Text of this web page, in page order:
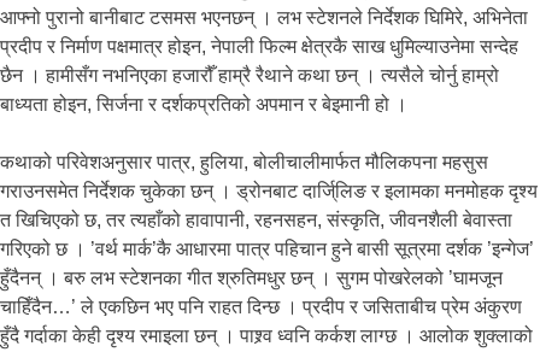
आफ्नो पुरानो बानीबाट टसमस भएनछन् । लभ स्टेशनले निर्देशक घिमिरे, अभिनेता
प्रदीप र निर्माण पक्षमात्र होइन, नेपाली फिल्म क्षेत्रकै साख धुमिल्याउनेमा सन्देह
छैन । हामीसँग नभनिएका हजारौँ हाम्रै रैथाने कथा छन् । त्यसैले चोर्नु हाम्रो
बाध्यता होइन, सिर्जना र दर्शकप्रतिको अपमान र बेइमानी हो ।
कथाको परिवेशअनुसार पात्र, हुलिया, बोलीचालीमार्फत मौलिकपना महसुस
गराउनसमेत निर्देशक चुकेका छन् । ड्रोनबाट दार्जि्लिङ र इलामका मनमोहक दृश्य
त खिचिएको छ, तर त्यहाँको हावापानी, रहनसहन, संस्कृति, जीवनशैली बेवास्ता
गरिएको छ । ’वर्थ मार्क’कै आधारमा पात्र पहिचान हुने बासी सूत्रमा दर्शक ’इन्गेज’
हुँदैनन् । बरु लभ स्टेशनका गीत श्रुतिमधुर छन् । सुगम पोखरेलको ’घामजून
चाहिँदैन…’ ले एकछिन भए पनि राहत दिन्छ । प्रदीप र जसिताबीच प्रेम अंकुरण
हुँदै गर्दाका केही दृश्य रमाइला छन् । पाश्र्व ध्वनि कर्कश लाग्छ । आलोक शुक्लाको